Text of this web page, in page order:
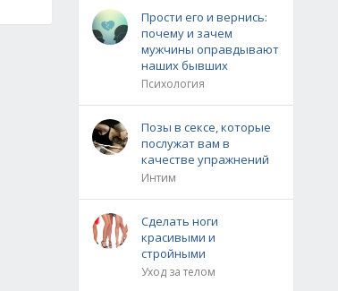
Прости его и вернись:
почему и зачем
мужчины оправдывают
наших бывших
Психология
Позы в сексе, которые
послужат вам в
качестве упражнений
Интим
Сделать ноги
красивыми и
стройными
Уход за телом